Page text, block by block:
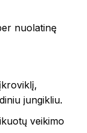
nuolatinę
jungikliu.
veikimo